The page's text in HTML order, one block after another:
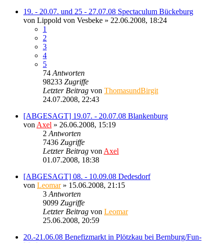
19. - 20.07. und 25 - 27.07.08 Spectaculum Bückeburg
von Lippold von Vesbeke » 22.06.2008, 18:24
1
2
3
4
5
74Antworten
98233 Zugriffe
Letzter Beitrag von ThomasundBirgit
24.07.2008, 22:43
[ABGESAGT] 19.07. - 20.07.08 Blankenburg
vonAxel » 26.06.2008, 15:19
2Antworten
7436 Zugriffe
Letzter Beitrag vonAxel
01.07.2008, 18:38
[ABGESAGT] 08. - 10.09.08 Dedesdorf
von Leomar» 15.06.2008, 21:15
3Antworten
9099 Zugriffe
Letzter Beitrag von Leomar
25.06.2008, 20:59
20.-21.06.08 Benefizmarkt in Plötzkau bei Bernburg/Fun-